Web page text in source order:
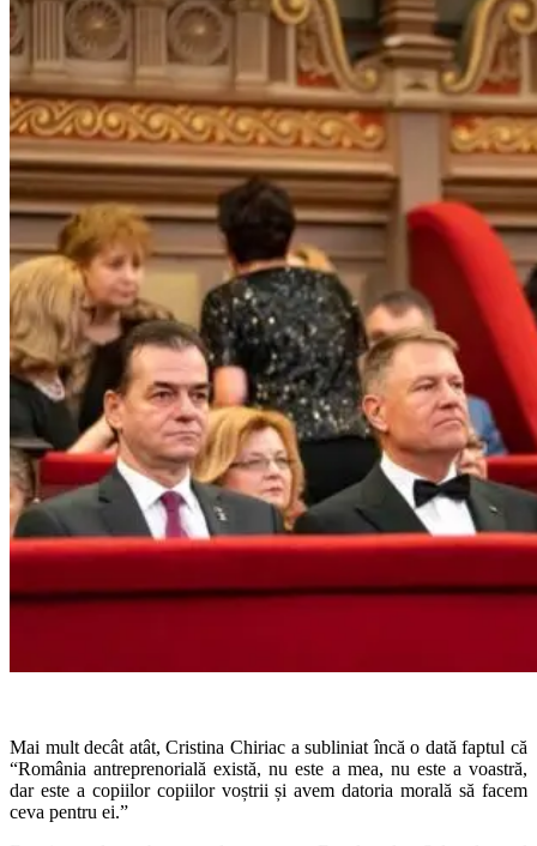
Mai mult decât atât, Cristina Chiriac a subliniat încă o dată faptul că
“România antreprenorială există, nu este a mea, nu este a voastră,
dar este a copiilor copiilor voștrii și avem datoria morală să facem
ceva pentru ei.”